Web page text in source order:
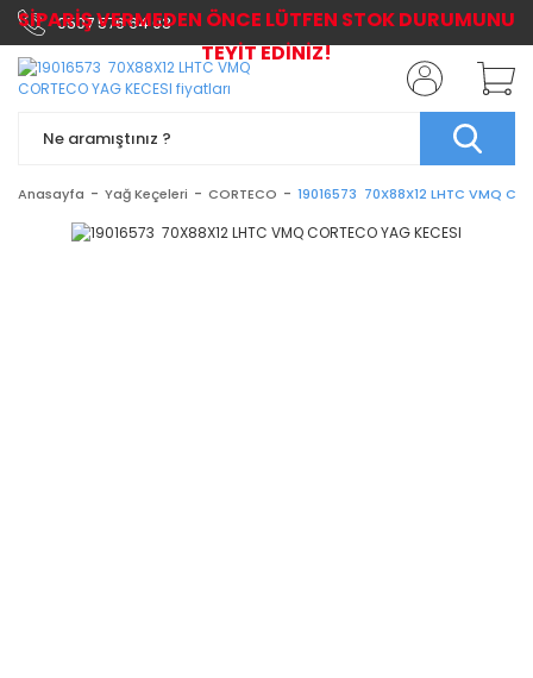
0507 576 64 03
Anasayfa Yağ Keçeleri CORTECO 19016573 70X88X12 LHTC VMQ
SİPARİŞ VERMEDEN ÖNCE LÜTFEN STOK DURUMUNU
TEYİT EDİNİZ!